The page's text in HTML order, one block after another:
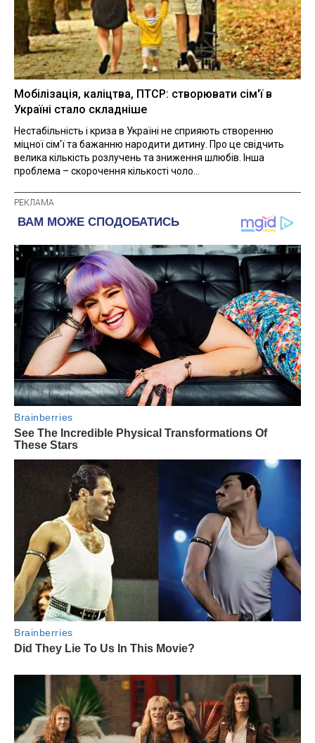
Мобілізація, каліцтва, ПТСР: створювати сім'ї в
Україні стало складніше
Нестабільність і криза в Україні не сприяють створенню
міцної сім'ї та бажанню народити дитину. Про це свідчить
велика кількість розлучень та зниження шлюбів. Інша
проблема – скорочення кількості чоло...